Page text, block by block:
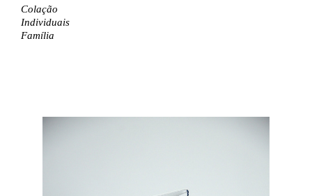
Colação
Individuais
Família